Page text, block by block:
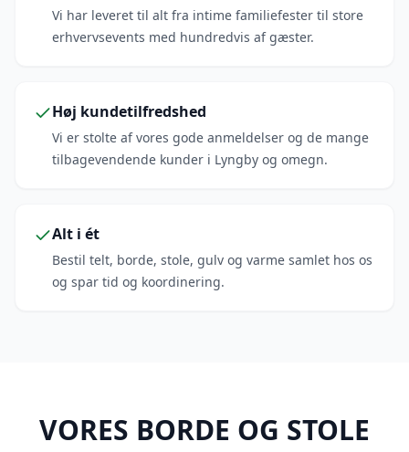
Vi har leveret til alt fra intime familiefester til store
erhvervsevents med hundredvis af gæster.
Høj kundetilfredshed
Vi er stolte af vores gode anmeldelser og de mange
tilbagevendende kunder i Lyngby og omegn.
Alt i ét
Bestil telt, borde, stole, gulv og varme samlet hos os
og spar tid og koordinering.
VORES BORDE OG STOLE